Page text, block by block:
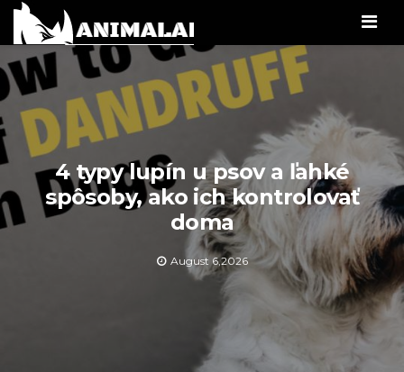
4 typy lupín u psov a ľahké
spôsoby, ako ich kontrolovať
doma
August 6,2026